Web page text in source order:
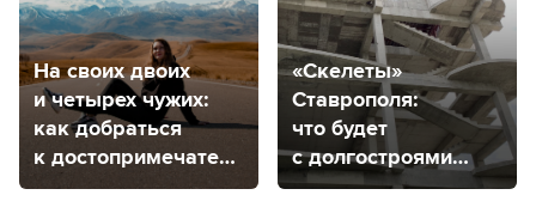
На своих двоих
и четырех чужих:
как добраться
к достопримечательностям
КМВ
«Скелеты»
Ставрополя:
что будет
с долгостроями
города?